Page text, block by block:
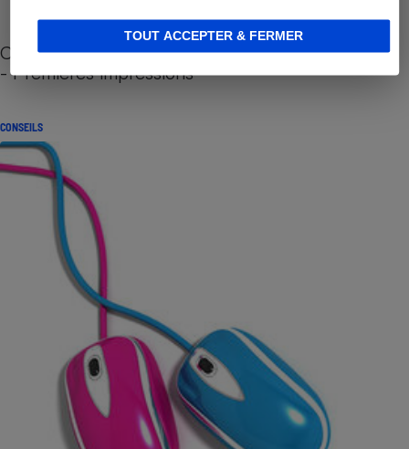
TOUT ACCEPTER & FERMER
Cafetière à capsules zéro déchet CoffeeB (vidéo)
- Premières impressions
CONSEILS